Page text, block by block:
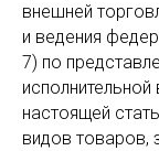
внешней
и ведения
7) по
исполнительной
настоящей
видов товаров,